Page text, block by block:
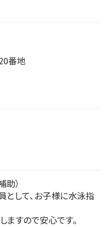
番地
助）
として、お子様に水泳指
ますので安心です。